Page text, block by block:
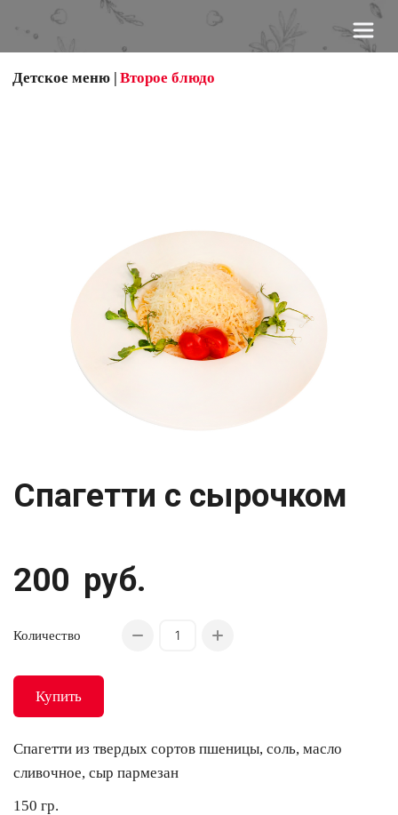
Детское меню | Второе блюдо
Спагетти с сырочком
200 руб.
Количество
Купить
Спагетти из твердых сортов пшеницы, соль, масло
сливочное, сыр пармезан
150 гр.